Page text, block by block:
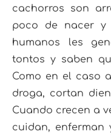
cachorros son
poco de nacer y
humanos les
tontos y saben
Como en el caso
droga, cortan
Cuando crecen a
cuidan, enferman